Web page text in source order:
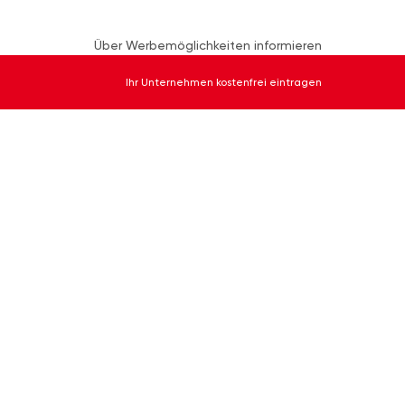
Über Werbemöglichkeiten informieren
Ihr Unternehmen kostenfrei eintragen